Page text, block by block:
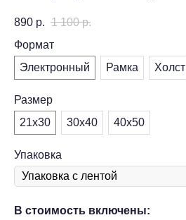
890 р. 1 100 р.
Формат
Электронный
Рамка Холст
Размер
21х30
30х40 40х50
Упаковка
В стоимость включены: